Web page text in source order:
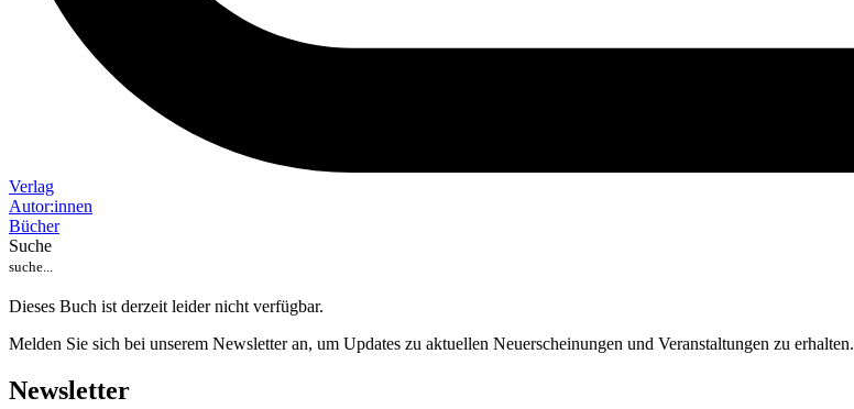
Verlag
Autor:innen
Bücher
Suche
Dieses Buch ist derzeit leider nicht verfügbar.
Melden Sie sich bei unserem Newsletter an, um Updates zu aktuellen Neuerscheinungen und Veranstaltungen zu erhalten.
Newsletter